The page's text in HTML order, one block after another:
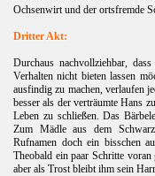
Ochsenwirt und der ortsfremde
Dritter Akt:
Durchaus nachvollziehbar,
Verhalten nicht bieten lassen
ausfindig zu machen, verlaufen
besser als der verträumte Hans
Leben zu schließen. Das
Zum Mädle aus dem
Rufnamen doch ein bisschen
Theobald ein paar Schritte
aber als Trost bleibt ihm sein